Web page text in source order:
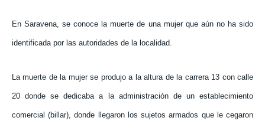
En Saravena, se conoce la muerte de una mujer que aún no ha sido
identificada por las autoridades de la localidad.
La muerte de la mujer se produjo a la altura de la carrera 13 con calle
20 donde se dedicaba a la administración de un establecimiento
comercial (billar), donde llegaron los sujetos armados que le cegaron